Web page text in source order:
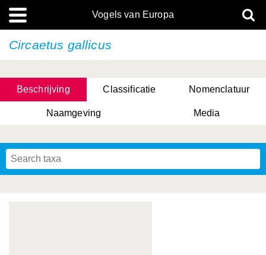
Vogels van Europa
Circaetus gallicus
Beschrijving Classificatie Nomenclatuur
Naamgeving Media